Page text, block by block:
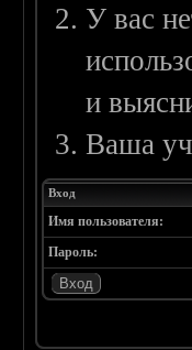
У вас
и
Ваша
Вход
Имя пользователя:
Пароль: